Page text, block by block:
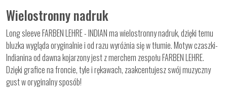
Wielostronny nadruk
Long sleeve FARBEN LEHRE - INDIAN ma wielostronny nadruk, dzięki temu
bluzka wygląda oryginalnie i od razu wyróżnia się w tłumie. Motyw czaszki-
Indianina od dawna kojarzony jest z merchem zespołu FARBEN LEHRE.
Dzięki grafice na froncie, tyle i rękawach, zaakcentujesz swój muzyczny
gust w oryginalny sposób!